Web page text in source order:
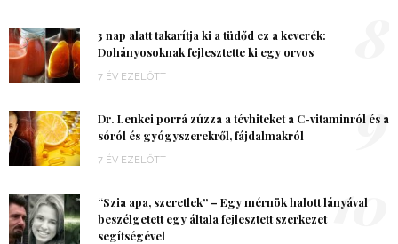
3 nap alatt takarítja ki a tüdőd ez a keverék:
Dohányosoknak fejlesztette ki egy orvos
7 ÉV EZELŐTT
Dr. Lenkei porrá zúzza a tévhiteket a C-vitaminról és a
sóról és gyógyszerekről, fájdalmakról
7 ÉV EZELŐTT
9
“Szia apa, szeretlek” – Egy mérnök halott lányával
beszélgetett egy általa fejlesztett szerkezet
segítségével
10